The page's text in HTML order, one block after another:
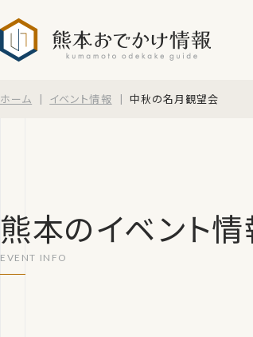
ホーム イベント情報 中秋の名月観望会
熊本のイベント情